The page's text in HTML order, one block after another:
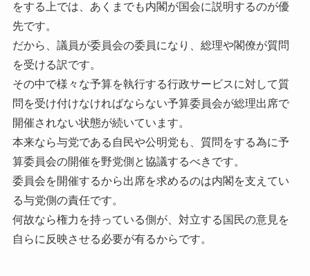
をする上では、あくまでも内閣が国会に説明するのが優
先です。
だから、議員が委員会の委員になり、総理や閣僚が質問
を受ける訳です。
その中で様々な予算を執行する行政サービスに対して質
問を受け付けなければならない予算委員会が総理出席で
開催されない状態が続いています。
本来なら与党である自民や公明党も、質問をする為に予
算委員会の開催を野党側と協議するべきです。
委員会を開催するから出席を求めるのは内閣を支えてい
る与党側の責任です。
何故なら権力を持っている側が、対立する国民の意見を
自らに反映させる必要が有るからです。